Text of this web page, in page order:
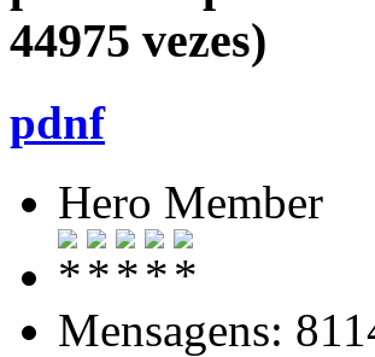
44975 vezes)
pdnf
Hero Member
Mensagens: